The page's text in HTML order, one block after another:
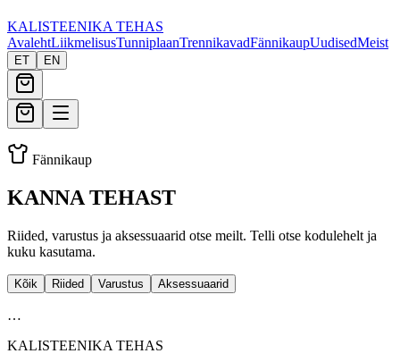
KALISTEENIKA TEHAS
AvalehtLiikmelisusTunniplaanTrennikavadFännikaupUudisedMeist
ET EN
Fännikaup
KANNA TEHAST
Riided, varustus ja aksessuaarid otse meilt. Telli otse kodulehelt ja
kuku kasutama.
Kõik Riided Varustus Aksessuaarid
…
KALISTEENIKA TEHAS